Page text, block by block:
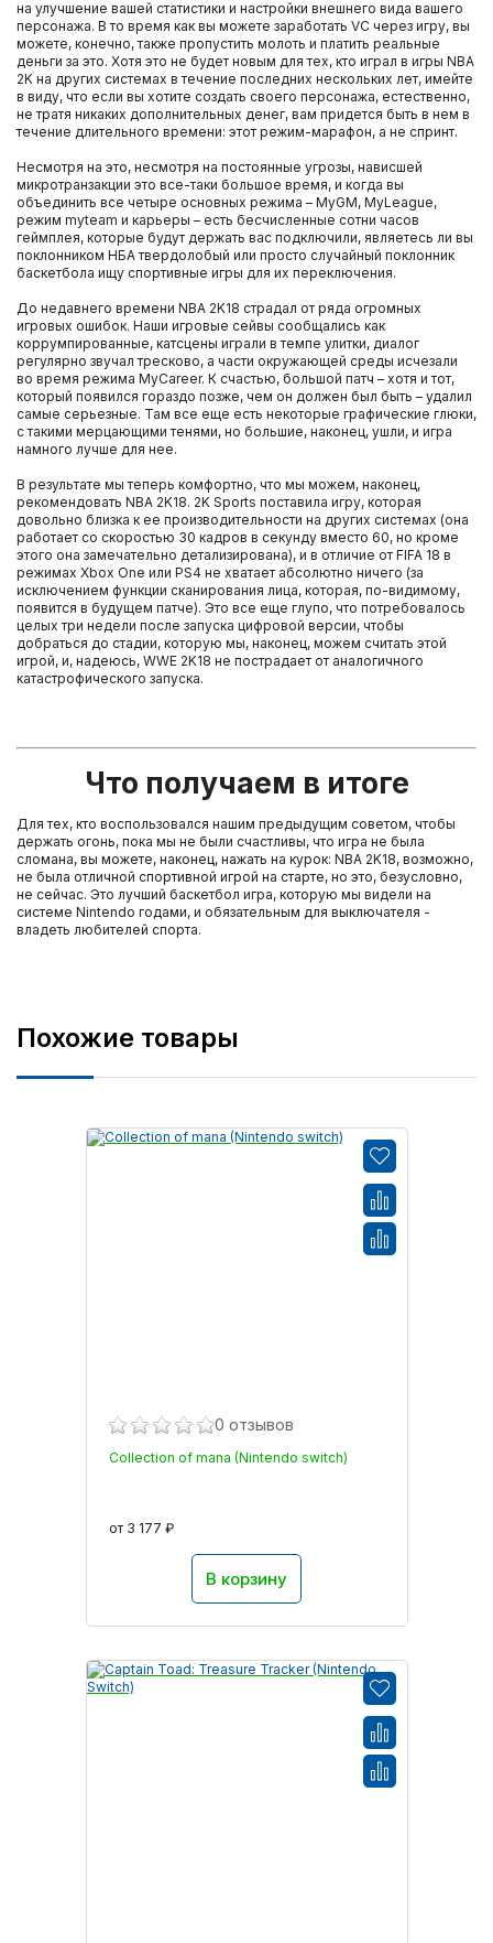
на улучшение вашей статистики и настройки внешнего вида вашего
персонажа. В то время как вы можете заработать VC через игру, вы
можете, конечно, также пропустить молоть и платить реальные
деньги за это. Хотя это не будет новым для тех, кто играл в игры NBA
2K на других системах в течение последних нескольких лет, имейте
в виду, что если вы хотите создать своего персонажа, естественно,
не тратя никаких дополнительных денег, вам придется быть в нем в
течение длительного времени: этот режим-марафон, а не спринт.
Несмотря на это, несмотря на постоянные угрозы, нависшей
микротранзакции это все-таки большое время, и когда вы
объединить все четыре основных режима – MyGM, MyLeague,
режим myteam и карьеры – есть бесчисленные сотни часов
геймплея, которые будут держать вас подключили, являетесь ли вы
поклонником НБА твердолобый или просто случайный поклонник
баскетбола ищу спортивные игры для их переключения.
До недавнего времени NBA 2K18 страдал от ряда огромных
игровых ошибок. Наши игровые сейвы сообщались как
коррумпированные, катсцены играли в темпе улитки, диалог
регулярно звучал тресково, а части окружающей среды исчезали
во время режима MyCareer. К счастью, большой патч – хотя и тот,
который появился гораздо позже, чем он должен был быть – удалил
самые серьезные. Там все еще есть некоторые графические глюки,
с такими мерцающими тенями, но большие, наконец, ушли, и игра
намного лучше для нее.
В результате мы теперь комфортно, что мы можем, наконец,
рекомендовать NBA 2K18. 2K Sports поставила игру, которая
довольно близка к ее производительности на других системах (она
работает со скоростью 30 кадров в секунду вместо 60, но кроме
этого она замечательно детализирована), и в отличие от FIFA 18 в
режимах Xbox One или PS4 не хватает абсолютно ничего (за
исключением функции сканирования лица, которая, по-видимому,
появится в будущем патче). Это все еще глупо, что потребовалось
целых три недели после запуска цифровой версии, чтобы
добраться до стадии, которую мы, наконец, можем считать этой
игрой, и, надеюсь, WWE 2K18 не пострадает от аналогичного
катастрофического запуска.
Что получаем в итоге
Для тех, кто воспользовался нашим предыдущим советом, чтобы
держать огонь, пока мы не были счастливы, что игра не была
сломана, вы можете, наконец, нажать на курок: NBA 2K18, возможно,
не была отличной спортивной игрой на старте, но это, безусловно,
не сейчас. Это лучший баскетбол игра, которую мы видели на
системе Nintendo годами, и обязательным для выключателя -
владеть любителей спорта.
Похожие товары
0 отзывов
Collection of mana (Nintendo switch)
от 3 177 ₽
В корзину